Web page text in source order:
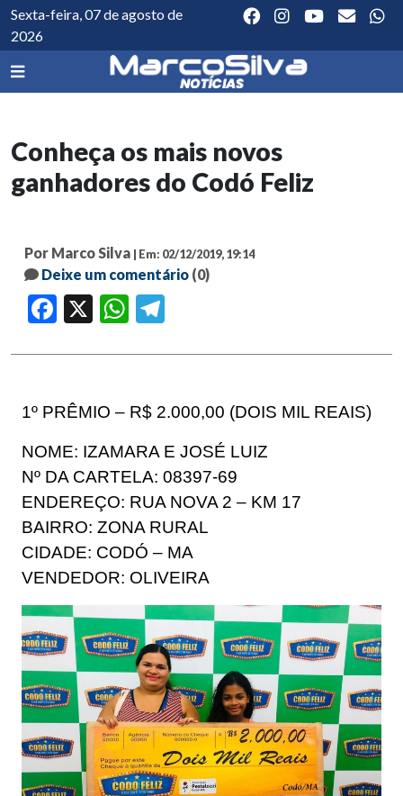
Sexta-feira, 07 de agosto de
2026
Conheça os mais novos
ganhadores do Codó Feliz
Por Marco Silva | Em: 02/12/2019, 19:14
Deixe um comentário (0)
Facebook WhatsApp
1º PRÊMIO – R$ 2.000,00 (DOIS MIL REAIS)
NOME: IZAMARA E JOSÉ LUIZ
Nº DA CARTELA: 08397-69
ENDEREÇO: RUA NOVA 2 – KM 17
BAIRRO: ZONA RURAL
CIDADE: CODÓ – MA
VENDEDOR: OLIVEIRA